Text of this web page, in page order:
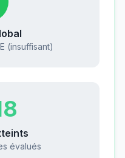
(insuffisant)
évalués